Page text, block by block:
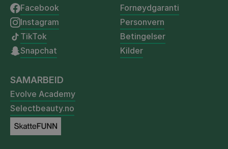
Facebook
Instagram
TikTok
Snapchat
Fornøydgaranti
Personvern
Betingelser
Kilder
SAMARBEID
Evolve Academy
Selectbeauty.no